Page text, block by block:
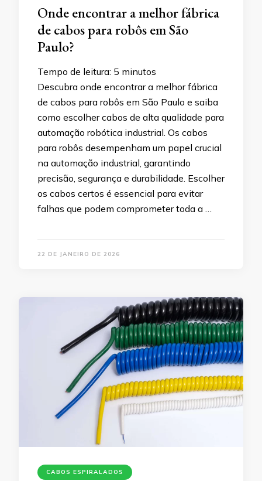
Onde encontrar a melhor fábrica
de cabos para robôs em São
Paulo?
Tempo de leitura: 5 minutos
Descubra onde encontrar a melhor fábrica
de cabos para robôs em São Paulo e saiba
como escolher cabos de alta qualidade para
automação robótica industrial. Os cabos
para robôs desempenham um papel crucial
na automação industrial, garantindo
precisão, segurança e durabilidade. Escolher
os cabos certos é essencial para evitar
falhas que podem comprometer toda a …
22 DE JANEIRO DE 2026
CABOS ESPIRALADOS